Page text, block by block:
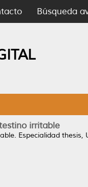
Búsqueda
irritable
Especialidad thesis,